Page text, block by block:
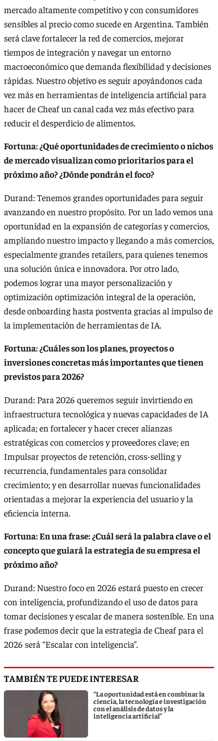
mercado altamente competitivo y con consumidores
sensibles al precio como sucede en Argentina. También
será clave fortalecer la red de comercios, mejorar
tiempos de integración y navegar un entorno
macroeconómico que demanda flexibilidad y decisiones
rápidas. Nuestro objetivo es seguir apoyándonos cada
vez más en herramientas de inteligencia artificial para
hacer de Cheaf un canal cada vez más efectivo para
reducir el desperdicio de alimentos.
Fortuna: ¿Qué oportunidades de crecimiento o nichos
de mercado visualizan como prioritarios para el
próximo año?¿Dónde pondrán el foco?
Durand: Tenemos grandes oportunidades para seguir
avanzando en nuestro propósito. Por un lado vemos una
oportunidad en la expansión de categorías y comercios,
ampliando nuestro impacto y llegando a más comercios,
especialmente grandes retailers, para quienes tenemos
una solución única e innovadora. Por otro lado,
podemos lograr una mayor personalización y
optimización optimización integral de la operación,
desde onboarding hasta postventa gracias al impulso de
la implementación de herramientas de IA.
Fortuna: ¿Cuáles son los planes, proyectos o
inversiones concretas más importantes que tienen
previstos para 2026?
Durand: Para 2026 queremos seguir invirtiendo en
infraestructura tecnológica y nuevas capacidades de IA
aplicada; en fortalecer y hacer crecer alianzas
estratégicas con comercios y proveedores clave; en
Impulsar proyectos de retención, cross-selling y
recurrencia, fundamentales para consolidar
crecimiento; y en desarrollar nuevas funcionalidades
orientadas a mejorar la experiencia del usuario y la
eficiencia interna.
Fortuna: En una frase: ¿Cuál será la palabra clave o el
concepto que guiará la estrategia de su empresa el
próximo año?
Durand: Nuestro foco en 2026 estará puesto en crecer
con inteligencia, profundizando el uso de datos para
tomar decisiones y escalar de manera sostenible. En una
frase podemos decir que la estrategia de Cheaf para el
2026 será “Escalar con inteligencia”.
TAMBIÉN TE PUEDE INTERESAR
“La oportunidad está en combinar la
ciencia, la tecnología e investigación
con el análisis de datos y la
inteligencia artificial”